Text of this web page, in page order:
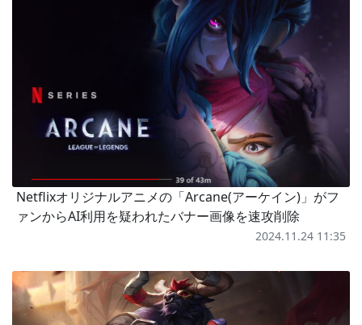
Netflixオリジナルアニメの「Arcane(アーケイン)」がフ
ァンからAI利用を疑われたバナー画像を速攻削除
2024.11.24 11:35